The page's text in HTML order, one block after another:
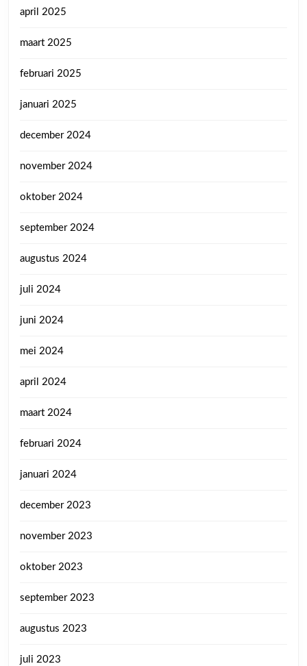
april 2025
maart 2025
februari 2025
januari 2025
december 2024
november 2024
oktober 2024
september 2024
augustus 2024
juli 2024
juni 2024
mei 2024
april 2024
maart 2024
februari 2024
januari 2024
december 2023
november 2023
oktober 2023
september 2023
augustus 2023
juli 2023